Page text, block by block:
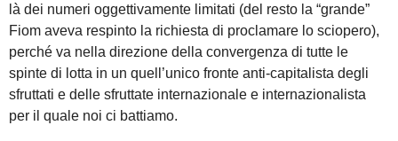
là dei numeri oggettivamente limitati (del resto la “grande”
Fiom aveva respinto la richiesta di proclamare lo sciopero),
perché va nella direzione della convergenza di tutte le
spinte di lotta in un quell’unico fronte anti-capitalista degli
sfruttati e delle sfruttate internazionale e internazionalista
per il quale noi ci battiamo.